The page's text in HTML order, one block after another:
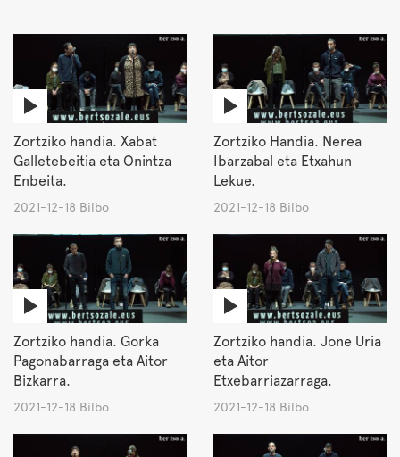
Zortziko handia. Xabat
Galletebeitia eta Onintza
Enbeita.
2021-12-18 Bilbo
Zortziko Handia. Nerea
Ibarzabal eta Etxahun
Lekue.
2021-12-18 Bilbo
Zortziko handia. Gorka
Pagonabarraga eta Aitor
Bizkarra.
2021-12-18 Bilbo
Zortziko handia. Jone Uria
eta Aitor
Etxebarriazarraga.
2021-12-18 Bilbo